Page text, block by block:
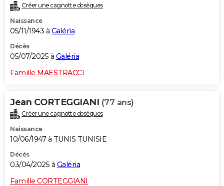
Créer une cagnotte obsèques
Naissance
05/11/1943 à Galéria
Décès
05/07/2025 à Galéria
Famille MAESTRACCI
Jean CORTEGGIANI (77 ans)
Créer une cagnotte obsèques
Naissance
10/06/1947 à TUNIS TUNISIE
Décès
03/04/2025 à Galéria
Famille CORTEGGIANI